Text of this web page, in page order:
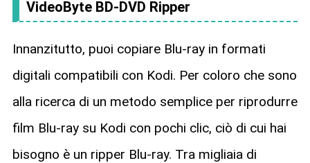
VideoByte BD-DVD Ripper
Innanzitutto, puoi copiare Blu-ray in formati
digitali compatibili con Kodi. Per coloro che sono
alla ricerca di un metodo semplice per riprodurre
film Blu-ray su Kodi con pochi clic, ciò di cui hai
bisogno è un ripper Blu-ray. Tra migliaia di